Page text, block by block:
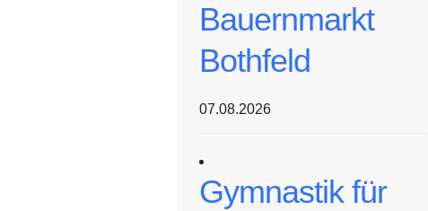
Bauernmarkt
Bothfeld
07.08.2026
Gymnastik für